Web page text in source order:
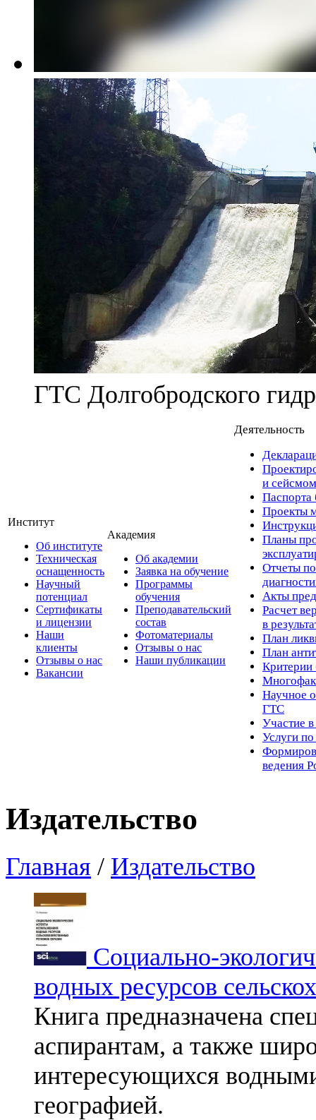
ГТС Долгобродского
Институт
Об институте
Техническая
оснащенность
Научный
потенциал
Сертификаты
и лицензии
Наши
клиенты
Отзывы о нас
Вакансии
Академия
Об академии
Заявка на обучение
Программы
обучения
Преподавательский
состав
Фотоматериалы
Отзывы о нас
Наши публикации
Деятельность
и
Паспорта
Проекты
Планы
Отчеты по
Акты
Расчет
в
План
План
Критерии
Научное
ГТС
Участие
Услуги
ведения
Издательство
Главная / Издательство
Социально-
водных ресурсов
Книга предназначена
аспирантам, а также
интересующихся
географией.